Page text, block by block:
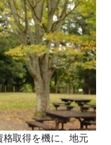
取得を機に、地元